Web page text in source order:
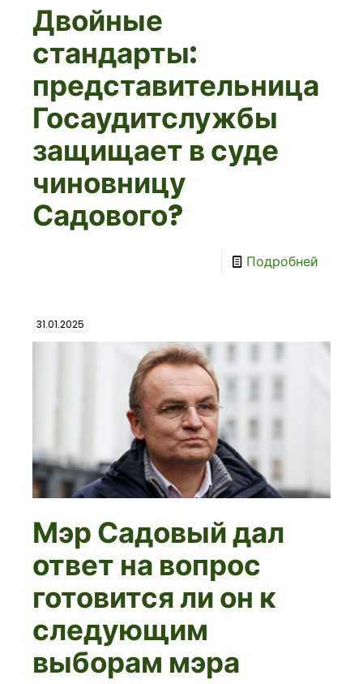
Двойные
стандарты:
представительница
Госаудитслужбы
защищает в суде
чиновницу
Садового?
Подробней
31.01.2025
Мэр Садовый дал
ответ на вопрос
готовится ли он к
следующим
выборам мэра